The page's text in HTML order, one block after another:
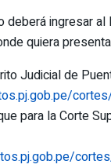
deberá ingresar
quiera
Judicial de
para la Corte